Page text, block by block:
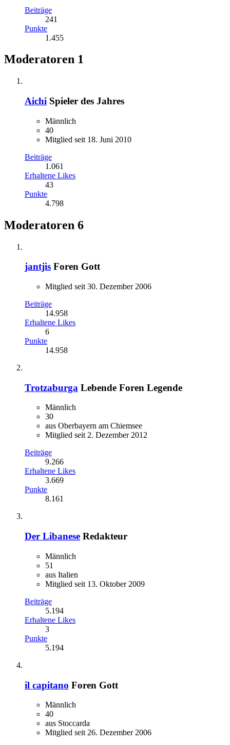
Beiträge
241
Punkte
1.455
Moderatoren 1
Aichi Spieler des Jahres
Männlich
40
Mitglied seit 18. Juni 2010
Beiträge
1.061
Erhaltene Likes
43
Punkte
4.798
Moderatoren 6
jantjis Foren Gott
Mitglied seit 30. Dezember 2006
Beiträge
14.958
Erhaltene Likes
6
Punkte
14.958
Trotzaburga Lebende Foren Legende
Männlich
30
aus Oberbayern am Chiemsee
Mitglied seit 2. Dezember 2012
Beiträge
9.266
Erhaltene Likes
3.669
Punkte
8.161
Der Libanese Redakteur
Männlich
51
aus Italien
Mitglied seit 13. Oktober 2009
Beiträge
5.194
Erhaltene Likes
3
Punkte
5.194
il capitano Foren Gott
Männlich
40
aus Stoccarda
Mitglied seit 26. Dezember 2006